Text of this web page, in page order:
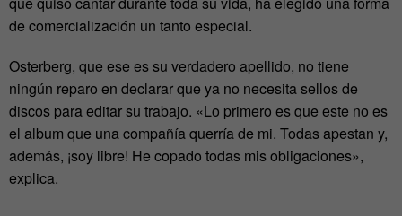
de comercialización un tanto especial.
Osterberg, que ese es su verdadero apellido, no tiene
ningún reparo en declarar que ya no necesita sellos de
discos para editar su trabajo. «Lo primero es que este no es
el album que una compañía querría de mi. Todas apestan y,
además, ¡soy libre! He copado todas mis obligaciones»,
explica.